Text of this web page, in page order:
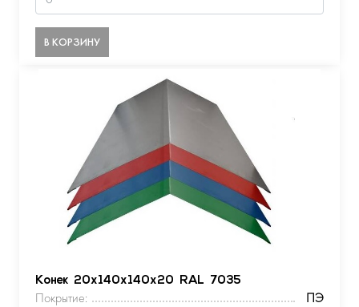
В КОРЗИНУ
Конек 20х140х140х20 RAL 7035
Покрытие:
ПЭ